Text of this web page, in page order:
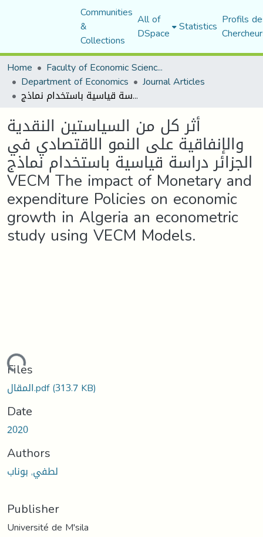
Communities
&
Collections
All of
DSpace Statistics Profils
Home
Faculty of Economic Sciences, Commerce and Management Sciences
Department of Economics Journal Articles
أثر كل من السياستين النقدية والإنفاقية على النمو الاقتصادي في الجزائر دراسة قياسية باستخدام نماذج VECM The impact of Monetary and expenditure Policies on economic growth in Algeria an econometric study using VECM Models.
أثر كل من السياستين النقدية
والإنفاقية على النمو الاقتصادي في
الجزائر دراسة قياسية باستخدام نماذج
VECM The impact of Monetary and
expenditure Policies on economic
growth in Algeria an econometric
study using VECM Models.
Loading...
Files
المقال.pdf(313.7 KB)
Date
2020
Authors
لطفي, بوناب
Publisher
Université de M'sila